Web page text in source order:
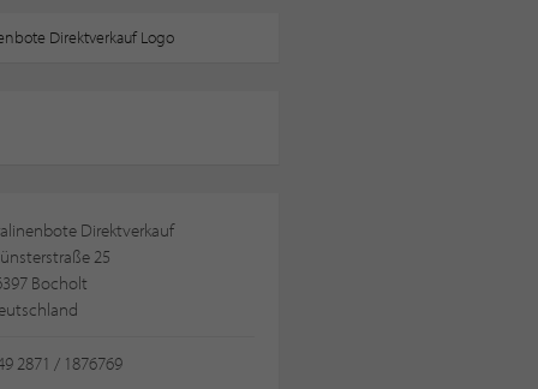
Direktverkauf
25
Bocholt
2871 / 1876769